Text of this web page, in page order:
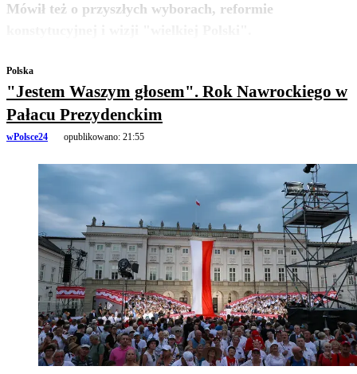
Mówił też o przyszłych wyborach, reformie
zobacz więcej
Polska
"Jestem Waszym głosem". Rok Nawrockiego w
Pałacu Prezydenckim
wPolsce24 opublikowano: 21:55